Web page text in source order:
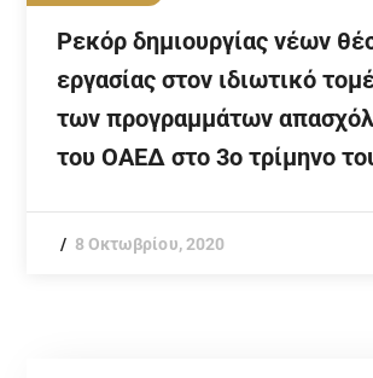
Ρεκόρ δημιουργίας νέων
εργασίας στον ιδιωτικό
των προγραμμάτων
του ΟΑΕΔ στο 3ο τρίμηνο
8 Οκτωβρίου, 2020